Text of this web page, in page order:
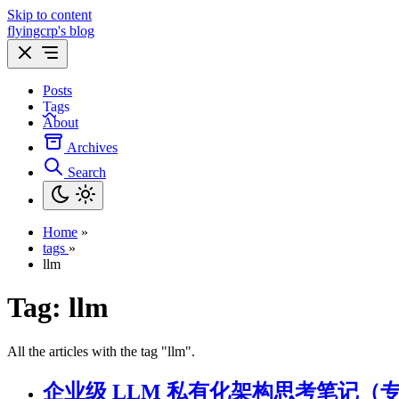
Skip to content
flyingcrp's blog
Posts
Tags
About
Archives
Search
Home »
tags »
llm
Tag: llm
All the articles with the tag "llm".
企业级 LLM 私有化架构思考笔记（专